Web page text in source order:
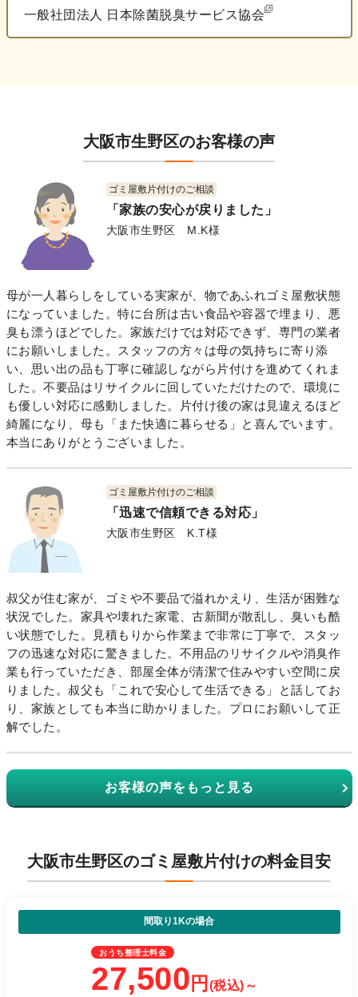
一般社団法人 日本除菌脱臭サービス協会
大阪市生野区のお客様の声
ゴミ屋敷片付けのご相談
「家族の安心が戻りました」
大阪市生野区 M.K様
母が一人暮らしをしている実家が、物であふれゴミ屋敷状態
になっていました。特に台所は古い食品や容器で埋まり、悪
臭も漂うほどでした。家族だけでは対応できず、専門の業者
にお願いしました。スタッフの方々は母の気持ちに寄り添
い、思い出の品も丁寧に確認しながら片付けを進めてくれま
した。不要品はリサイクルに回していただけたので、環境に
も優しい対応に感動しました。片付け後の家は見違えるほど
綺麗になり、母も「また快適に暮らせる」と喜んでいます。
本当にありがとうございました。
ゴミ屋敷片付けのご相談
「迅速で信頼できる対応」
大阪市生野区 K.T様
叔父が住む家が、ゴミや不要品で溢れかえり、生活が困難な
状況でした。家具や壊れた家電、古新聞が散乱し、臭いも酷
い状態でした。見積もりから作業まで非常に丁寧で、スタッ
フの迅速な対応に驚きました。不用品のリサイクルや消臭作
業も行っていただき、部屋全体が清潔で住みやすい空間に戻
りました。叔父も「これで安心して生活できる」と話してお
り、家族としても本当に助かりました。プロにお願いして正
解でした。
お客様の声をもっと見る
大阪市生野区のゴミ屋敷片付けの料金目安
間取り1Kの場合
おうち整理士料金
27,500 円 (税込)～